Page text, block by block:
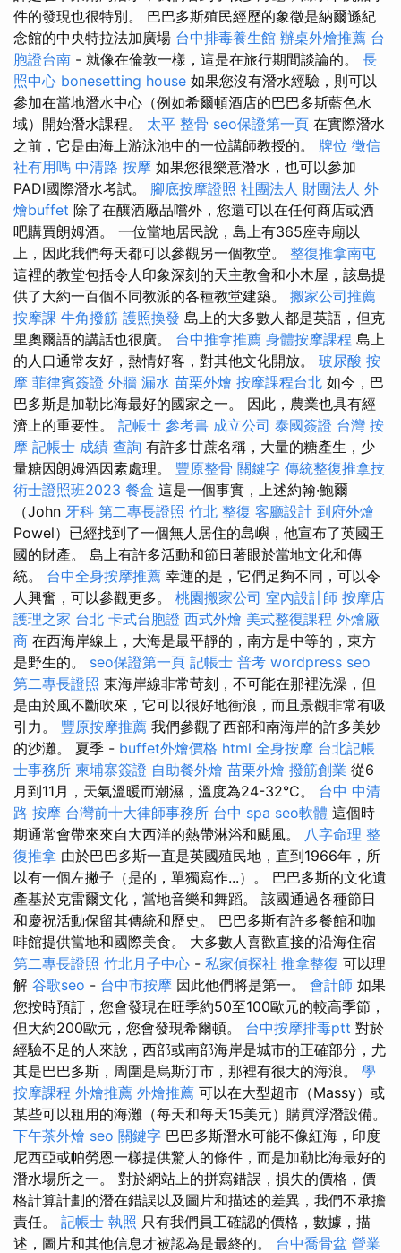
件的發現也很特別。 巴巴多斯殖民經歷的象徵是納爾遜紀
念館的中央特拉法加廣場 台中排毒養生館 辦桌外燴推薦 台
胞證台南 - 就像在倫敦一樣，這是在旅行期間談論的。 長
照中心 bonesetting house 如果您沒有潛水經驗，則可以
參加在當地潛水中心（例如希爾頓酒店的巴巴多斯藍色水
域）開始潛水課程。 太平 整骨 seo保證第一頁 在實際潛水
之前，它是由海上游泳池中的一位講師教授的。 牌位 徵信
社有用嗎 中清路 按摩 如果您很樂意潛水，也可以參加
PADI國際潛水考試。 腳底按摩證照 社團法人 財團法人 外
燴buffet 除了在釀酒廠品嚐外，您還可以在任何商店或酒
吧購買朗姆酒。 一位當地居民說，島上有365座寺廟以
上，因此我們每天都可以參觀另一個教堂。 整復推拿南屯
這裡的教堂包括令人印象深刻的天主教會和小木屋，該島提
供了大約一百個不同教派的各種教堂建築。 搬家公司推薦
按摩課 牛角撥筋 護照換發 島上的大多數人都是英語，但克
里奧爾語的講話也很廣。 台中推拿推薦 身體按摩課程 島上
的人口通常友好，熱情好客，對其他文化開放。 玻尿酸 按
摩 菲律賓簽證 外牆 漏水 苗栗外燴 按摩課程台北 如今，巴
巴多斯是加勒比海最好的國家之一。 因此，農業也具有經
濟上的重要性。 記帳士 參考書 成立公司 泰國簽證 台灣 按
摩 記帳士 成績 查詢 有許多甘蔗名稱，大量的糖產生，少
量糖因朗姆酒因素處理。 豐原整骨 關鍵字 傳統整復推拿技
術士證照班2023 餐盒 這是一個事實，上述約翰·鮑爾
（John 牙科 第二專長證照 竹北 整復 客廳設計 到府外燴
Powel）已經找到了一個無人居住的島嶼，他宣布了英國王
國的財產。 島上有許多活動和節日著眼於當地文化和傳
統。 台中全身按摩推薦 幸運的是，它們足夠不同，可以令
人興奮，可以參觀更多。 桃園搬家公司 室內設計師 按摩店
護理之家 台北 卡式台胞證 西式外燴 美式整復課程 外燴廠
商 在西海岸線上，大海是最平靜的，南方是中等的，東方
是野生的。 seo保證第一頁 記帳士 普考 wordpress seo
第二專長證照 東海岸線非常苛刻，不可能在那裡洗澡，但
是由於風不斷吹來，它可以很好地衝浪，而且景觀非常有吸
引力。 豐原按摩推薦 我們參觀了西部和南海岸的許多美妙
的沙灘。 夏季 - buffet外燴價格 html 全身按摩 台北記帳
士事務所 柬埔寨簽證 自助餐外燴 苗栗外燴 撥筋創業 從6
月到11月，天氣溫暖而潮濕，溫度為24-32°C。 台中 中清
路 按摩 台灣前十大律師事務所 台中 spa seo軟體 這個時
期通常會帶來來自大西洋的熱帶淋浴和颶風。 八字命理 整
復推拿 由於巴巴多斯一直是英國殖民地，直到1966年，所
以有一個左撇子（是的，單獨寫作...）。 巴巴多斯的文化遺
產基於克雷爾文化，當地音樂和舞蹈。 該國通過各種節日
和慶祝活動保留其傳統和歷史。 巴巴多斯有許多餐館和咖
啡館提供當地和國際美食。 大多數人喜歡直接的沿海住宿
第二專長證照 竹北月子中心 - 私家偵探社 推拿整復 可以理
解 谷歌seo - 台中市按摩 因此他們將是第一。 會計師 如果
您按時預訂，您會發現在旺季約50至100歐元的較高季節，
但大約200歐元，您會發現希爾頓。 台中按摩排毒ptt 對於
經驗不足的人來說，西部或南部海岸是城市的正確部分，尤
其是巴巴多斯，周圍是烏斯汀市，那裡有很大的海浪。 學
按摩課程 外燴推薦 外燴推薦 可以在大型超市（Massy）或
某些可以租用的海灘（每天和每天15美元）購買浮潛設備。
下午茶外燴 seo 關鍵字 巴巴多斯潛水可能不像紅海，印度
尼西亞或帕勞恩一樣提供驚人的條件，而是加勒比海最好的
潛水場所之一。 對於網站上的拼寫錯誤，損失的價格，價
格計算計劃的潛在錯誤以及圖片和描述的差異，我們不承擔
責任。 記帳士 執照 只有我們員工確認的價格，數據，描
述，圖片和其他信息才被認為是最終的。 台中喬骨盆 營業